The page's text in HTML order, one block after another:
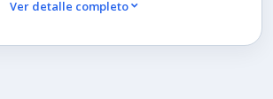
Ver detalle completo